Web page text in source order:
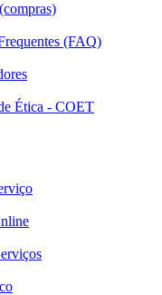
(FAQ)
Ética - COET